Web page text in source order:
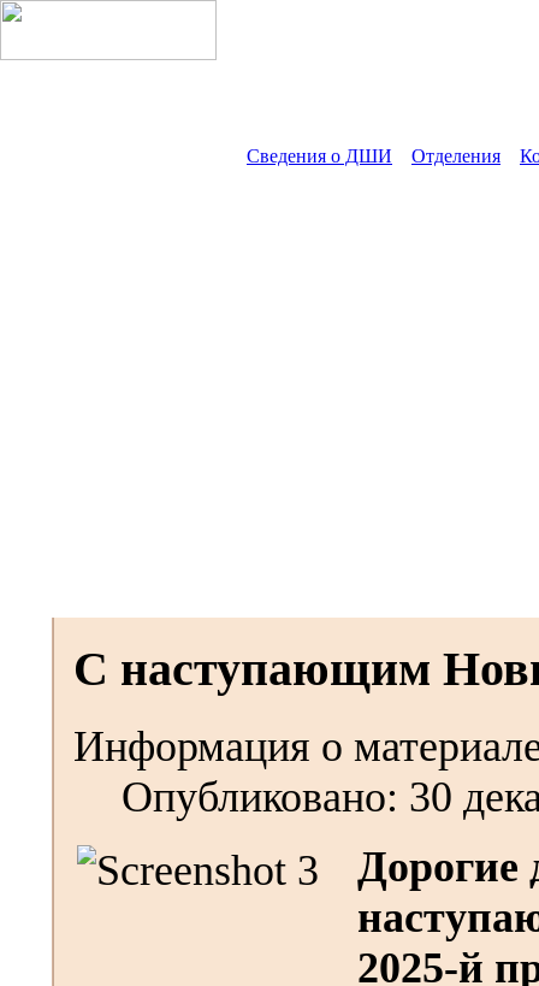
Сведения о ДШИ Отделения
С наступающим
Информация о
Опубликовано: 30
Дорогие
2025-й